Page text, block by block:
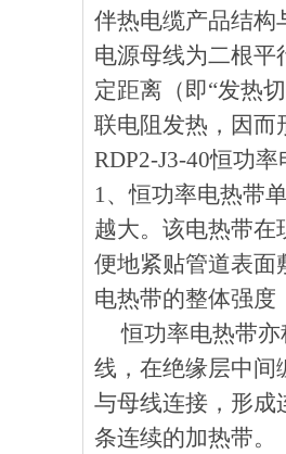
伴热电缆产品结构
电源母线为二根平
定距离（即“发热切
联电阻发热，因
RDP2-J3-40恒功率
1、恒功率电热
越大。该电热带
便地紧贴管道表面
电热带的整体强度
恒功率电热带亦称
线，在绝缘层
与母线连接，形成
条连续的加热带。